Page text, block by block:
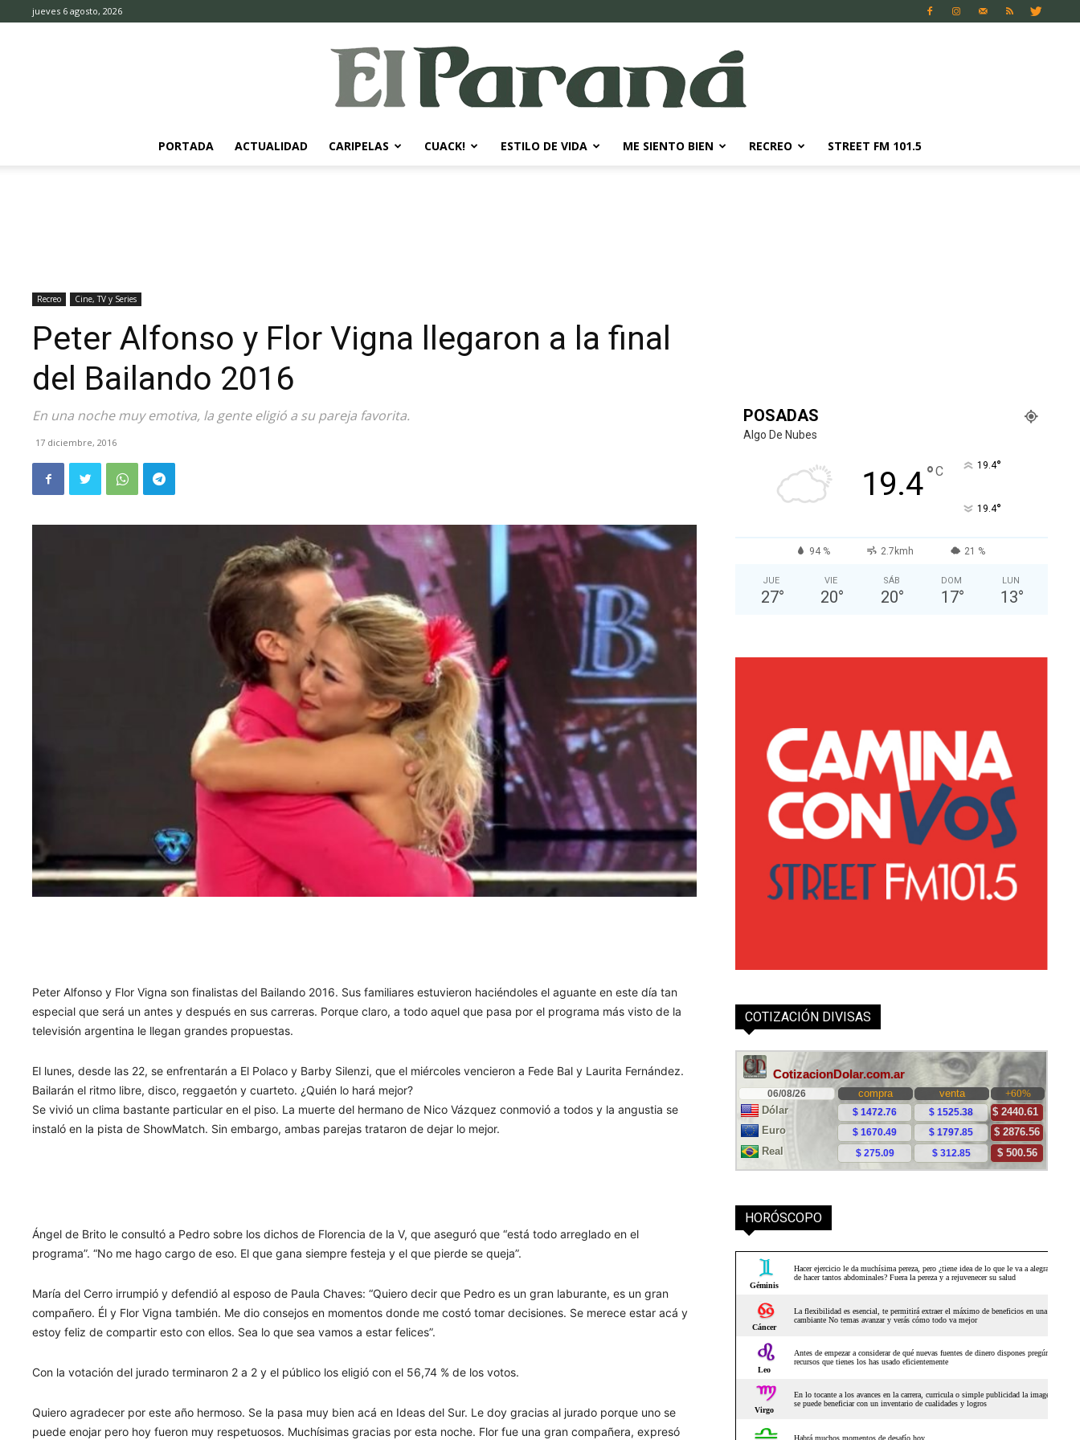
jueves 6 agosto, 2026
PORTADA ACTUALIDAD CARIPELAS CUACK! ESTILO DE VIDA ME SIENTO BIEN RECREO STREET FM 101.5
Recreo Cine, TV y Series
Peter Alfonso y Flor Vigna llegaron a la final
del Bailando 2016
En una noche muy emotiva, la gente eligió a su pareja favorita.
17 diciembre, 2016
Peter Alfonso y Flor Vigna son finalistas del Bailando 2016. Sus familiares estuvieron haciéndoles el aguante en este día tan
especial que será un antes y después en sus carreras. Porque claro, a todo aquel que pasa por el programa más visto de la
televisión argentina le llegan grandes propuestas.
El lunes, desde las 22, se enfrentarán a El Polaco y Barby Silenzi, que el miércoles vencieron a Fede Bal y Laurita Fernández.
Bailarán el ritmo libre, disco, reggaetón y cuarteto. ¿Quién lo hará mejor?
Se vivió un clima bastante particular en el piso. La muerte del hermano de Nico Vázquez conmovió a todos y la angustia se
instaló en la pista de ShowMatch. Sin embargo, ambas parejas trataron de dejar lo mejor.
Ángel de Brito le consultó a Pedro sobre los dichos de Florencia de la V, que aseguró que “está todo arreglado en el
programa”. “No me hago cargo de eso. El que gana siempre festeja y el que pierde se queja”.
María del Cerro irrumpió y defendió al esposo de Paula Chaves: “Quiero decir que Pedro es un gran laburante, es un gran
compañero. Él y Flor Vigna también. Me dio consejos en momentos donde me costó tomar decisiones. Se merece estar acá y
estoy feliz de compartir esto con ellos. Sea lo que sea vamos a estar felices”.
Con la votación del jurado terminaron 2 a 2 y el público los eligió con el 56,74 % de los votos.
Quiero agradecer por este año hermoso. Se la pasa muy bien acá en Ideas del Sur. Le doy gracias al jurado porque uno se
puede enojar pero hoy fueron muy respetuosos. Muchísimas gracias por esta noche. Flor fue una gran compañera, expresó
POSADAS
Algo De Nubes
19.4°C 19.4°
19.4°
94 % 2.7kmh 21 %
JUE
27°
VIE
20°
SÁB
20°
DOM
17°
LUN
13°
COTIZACIÓN DIVISAS
HORÓSCOPO